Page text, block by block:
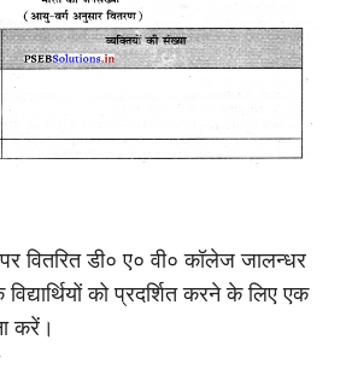
वितरित डी० ए० वी० कॉलेज जालन्धर
को प्रदर्शित करने के लिए एक
करें।